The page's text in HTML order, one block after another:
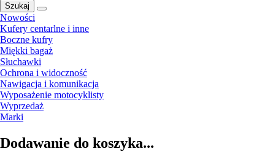
Szukaj
Nowości
Kufery centarlne i inne
Boczne kufry
Miękki bagaż
Słuchawki
Ochrona i widoczność
Nawigacja i komunikacja
Wyposażenie motocyklisty
Wyprzedaż
Marki
Dodawanie do koszyka...